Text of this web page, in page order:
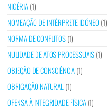
NIGÉRIA(1)
NOMEAÇÃO DE INTÉRPRETE IDÓNEO (1)
NORMA DE CONFLITOS(1)
NULIDADE DE ATOS PROCESSUAIS(1)
OBJEÇÃO DE CONSCIÊNCIA(1)
OBRIGAÇÃO NATURAL (1)
OFENSA À INTEGRIDADE FÍSICA(1)